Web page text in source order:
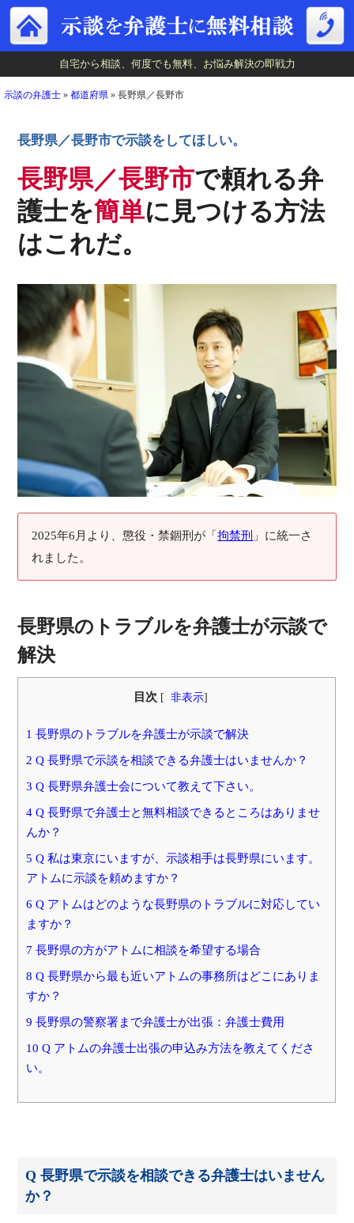
自宅から相談、何度でも無料、お悩み解決の即戦力
自宅から相談、何度でも無料、お悩み解決の即戦力
示談の弁護士 » 都道府県 » 長野県／長野市
長野県／長野市で示談をしてほしい。
長野県／長野市で頼れる弁
護士を簡単に見つける方法
はこれだ。
2025年6月より、懲役・禁錮刑が「拘禁刑 」に統一さ
れました。
長野県のトラブルを弁護士が示談で
解決
目次 [ 非表示]
1 長野県のトラブルを弁護士が示談で解決
2 Q 長野県で示談を相談できる弁護士はいませんか？
3 Q 長野県弁護士会について教えて下さい。
4 Q 長野県で弁護士と無料相談できるところはありませ
んか？
5 Q 私は東京にいますが、示談相手は長野県にいます。
アトムに示談を頼めますか？
6 Q アトムはどのような長野県のトラブルに対応してい
ますか？
7 長野県の方がアトムに相談を希望する場合
8 Q 長野県から最も近いアトムの事務所はどこにありま
すか？
9 長野県の警察署まで弁護士が出張：弁護士費用
10 Q アトムの弁護士出張の申込み方法を教えてくださ
い。
Q 長野県で示談を相談できる弁護士はいません
か？